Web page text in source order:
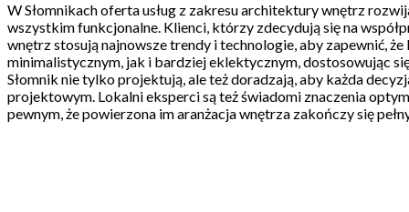
W Słomnikach oferta usług z zakresu architektury wnętrz
wszystkim funkcjonalne. Klienci, którzy zdecydują się na
wnętrz stosują najnowsze trendy i technologie, aby zapewnić,
minimalistycznym, jak i bardziej eklektycznym, dostosowując
Słomnik nie tylko projektują, ale też doradzają, aby każda
projektowym. Lokalni eksperci są też świadomi znaczenia
pewnym, że powierzona im aranżacja wnętrza zakończy się